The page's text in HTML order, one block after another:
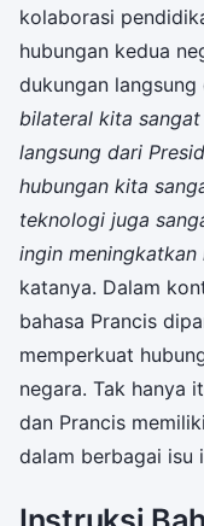
kolaborasi
hubungan kedua
dukungan langsung
bilateral kita
langsung dari
hubungan kita
teknologi juga
ingin
katanya. Dalam
bahasa Prancis
memperkuat
negara. Tak hanya
dan Prancis
dalam berbagai isu